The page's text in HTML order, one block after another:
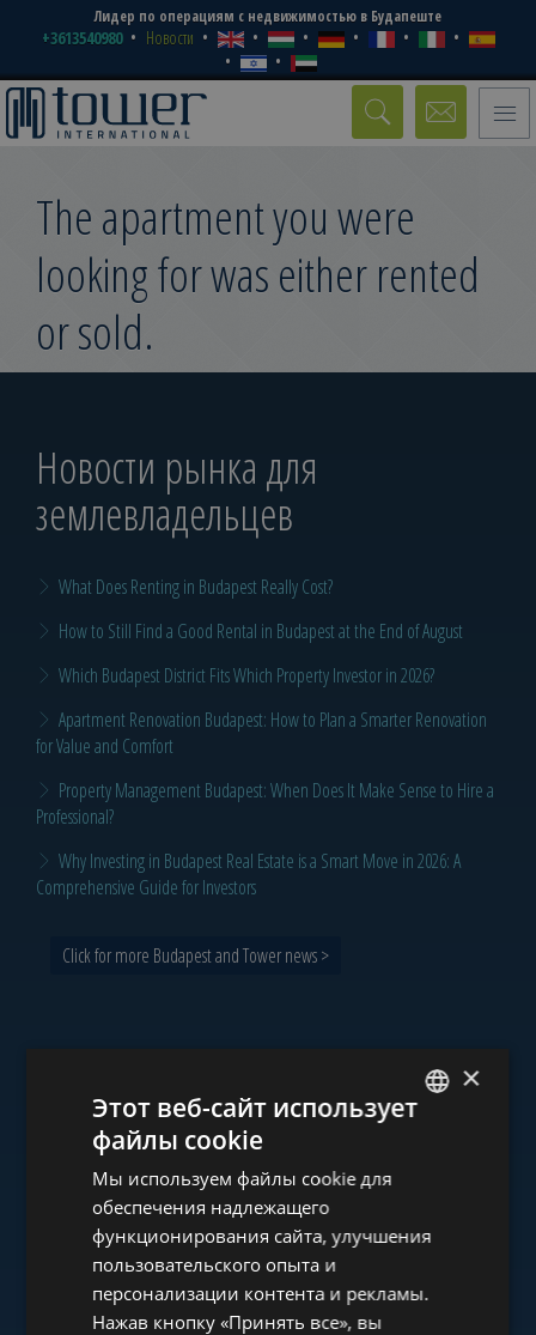
Лидер по операциям с недвижимостью в Будапеште
+3613540980 Новости
Toggle
The apartment you were
looking for was either rented
or sold.
Новости рынка для
землевладельцев
What Does Renting in Budapest Really Cost?
How to Still Find a Good Rental in Budapest at the End of August
Which Budapest District Fits Which Property Investor in 2026?
Apartment Renovation Budapest: How to Plan a Smarter Renovation
for Value and Comfort
Property Management Budapest: When Does It Make Sense to Hire a
Professional?
Why Investing in Budapest Real Estate is a Smart Move in 2026: A
Comprehensive Guide for Investors
Click for more Budapest and Tower news >
Ознакомьтесь с нашим
портфолио
www.tower-investments.com
HUNGARIAN
ITALIAN
×
Этот веб-сайт использует
файлы cookie
Мы используем файлы cookie для
обеспечения надлежащего
функционирования сайта, улучшения
пользовательского опыта и
персонализации контента и рекламы.
Нажав кнопку «Принять все», вы